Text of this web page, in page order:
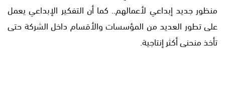
منظور جديد إبداعي لأعمالهم.. كما أن التفكير الإبداعي يعمل
على تطور العديد من المؤسسات والأقسام داخل الشركة حتى
تأخذ منحنى أكثر إنتاجية.